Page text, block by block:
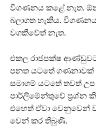
විගණනය කළේ නැත.
බලාගත හැකිය.
වගකීවේත් නැත.
එකල රාජපක්ෂ
පනත යටතේ
සමාගම් යටතේ තවත් උප
පාර්ලිමේන්තුවේ ප්‍රශ්න
එහෙත් ඒවා වෙනුවෙන්
වෙන් කර තිබුණි.